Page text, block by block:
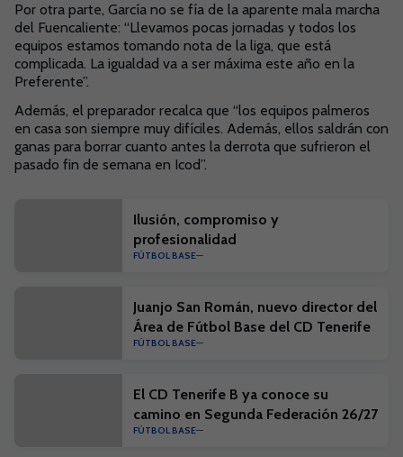
Por otra parte, García no se fía de la aparente mala marcha
del Fuencaliente: “Llevamos pocas jornadas y todos los
equipos estamos tomando nota de la liga, que está
complicada. La igualdad va a ser máxima este año en la
Preferente”.
Además, el preparador recalca que “los equipos palmeros
en casa son siempre muy difíciles. Además, ellos saldrán con
ganas para borrar cuanto antes la derrota que sufrieron el
pasado fin de semana en Icod”.
Ilusión, compromiso y
profesionalidad
FÚTBOL BASE
Juanjo San Román, nuevo director del
Área de Fútbol Base del CD Tenerife
FÚTBOL BASE
El CD Tenerife B ya conoce su
camino en Segunda Federación 26/27
FÚTBOL BASE